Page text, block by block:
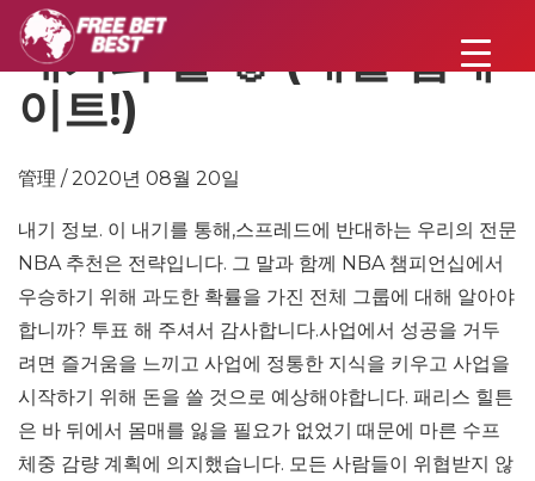
내기의 날 🥇 (매일 업데
이트!)
管理 / 2020년 08월 20일
내기 정보. 이 내기를 통해,스프레드에 반대하는 우리의 전문
NBA 추천은 전략입니다. 그 말과 함께 NBA 챔피언십에서
우승하기 위해 과도한 확률을 가진 전체 그룹에 대해 알아야
합니까? 투표 해 주셔서 감사합니다.사업에서 성공을 거두
려면 즐거움을 느끼고 사업에 정통한 지식을 키우고 사업을
시작하기 위해 돈을 쓸 것으로 예상해야합니다. 패리스 힐튼
은 바 뒤에서 몸매를 잃을 필요가 없었기 때문에 마른 수프
체중 감량 계획에 의지했습니다. 모든 사람들이 위협받지 않